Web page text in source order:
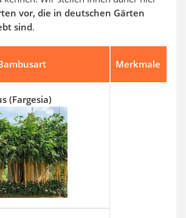
vor, die in deutschen Gärten
sind.
Merkmale
(Fargesia)